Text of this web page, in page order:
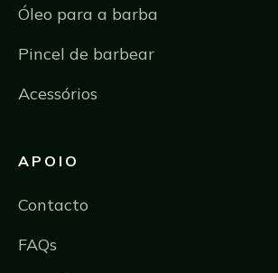
Óleo para a barba
Pincel de barbear
Acessórios
APOIO
Contacto
FAQs